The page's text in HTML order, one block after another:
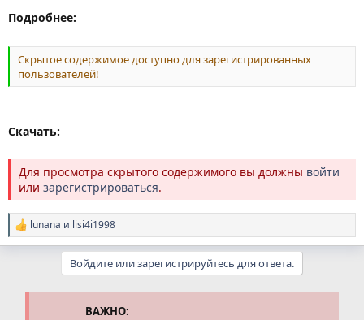
Подробнее:
Скрытое содержимое доступно для зарегистрированных
пользователей!
Скачать:
Для просмотра скрытого содержимого вы должны войти
или зарегистрироваться.
Р
е
lunana и lisi4i1998
Войдите или зарегистрируйтесь для ответа.
ВАЖНО: